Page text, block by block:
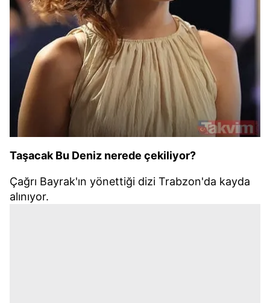
Taşacak Bu Deniz nerede çekiliyor?
Çağrı Bayrak'ın yönettiği dizi Trabzon'da kayda
alınıyor.